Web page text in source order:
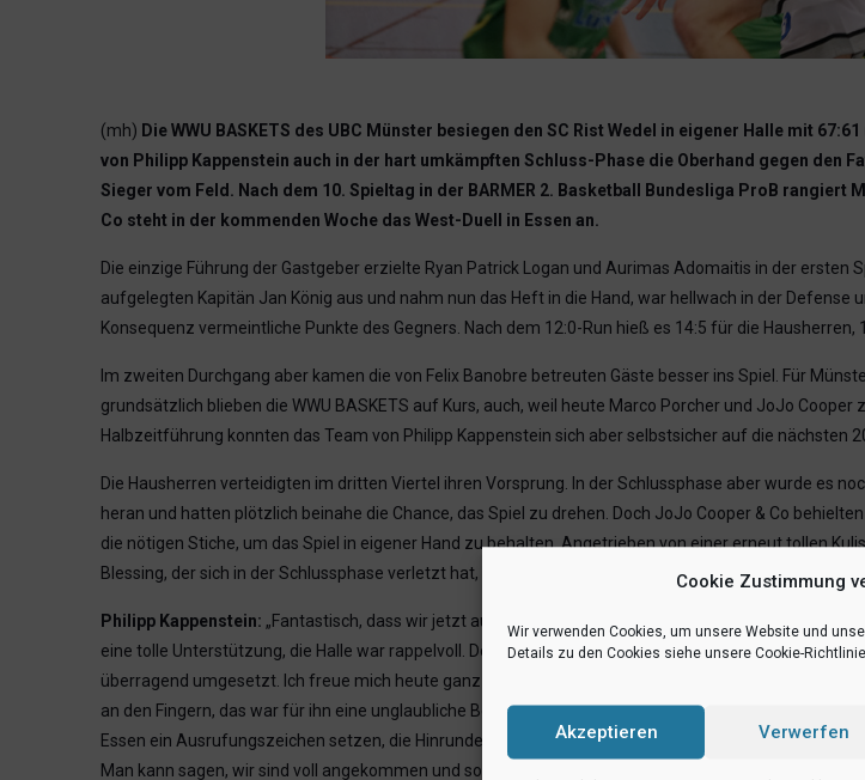
Cookie Zustimmung
Wir verwenden Cookies, um unsere Website und
Details zu den Cookies siehe unsere Cookie-Richtlinie.
Akzeptieren Verwerfen
(mh) Die WWU BASKETS des UBC Münster besiegen den SC Rist Wedel in eigener Halle mit
von Philipp Kappenstein auch in der hart umkämpften Schluss-Phase die Oberhand gegen
Sieger vom Feld. Nach dem 10. Spieltag in der BARMER 2. Basketball Bundesliga ProB
Co steht in der kommenden Woche das West-Duell in Essen an.
Die einzige Führung der Gastgeber erzielte Ryan Patrick Logan und Aurimas Adomaitis in der
aufgelegten Kapitän Jan König aus und nahm nun das Heft in die Hand, war hellwach in der
Konsequenz vermeintliche Punkte des Gegners. Nach dem 12:0-Run hieß es 14:5 für die Hausherren,
Im zweiten Durchgang aber kamen die von Felix Banobre betreuten Gäste besser ins Spiel. Für
grundsätzlich blieben die WWU BASKETS auf Kurs, auch, weil heute Marco Porcher und JoJo
Halbzeitführung konnten das Team von Philipp Kappenstein sich aber selbstsicher auf die nächsten
Die Hausherren verteidigten im dritten Viertel ihren Vorsprung. In der Schlussphase aber wurde es
heran und hatten plötzlich beinahe die Chance, das Spiel zu drehen. Doch JoJo Cooper & Co
die nötigen Stiche, um das Spiel in eigener Hand zu behalten. Angetrieben von einer erneut tollen
Blessing, der sich in der Schlussphase verletzt hat, baldige Genesung! (Foto: Markus Holtrichter)
Philipp Kappenstein: „Fantastisch, dass wir jetzt auch gegen Top-Teams gewinnen können. Wir
eine tolle Unterstützung, die Halle war rappelvoll. Der Unterschied ist einfach, dass wir im Moment
überragend umgesetzt. Ich freue mich heute ganz besonders für unseren Spanier Marco, seine
an den Fingern, das war für ihn eine unglaubliche Befreiung. Wir haben als Team eine ganz andere
Essen ein Ausrufungszeichen setzen, die Hinrunde positiv abschließen. Das wäre überragend,
Man kann sagen, wir sind voll angekommen und so soll es unbedingt weitergehen. Wir müssen halt